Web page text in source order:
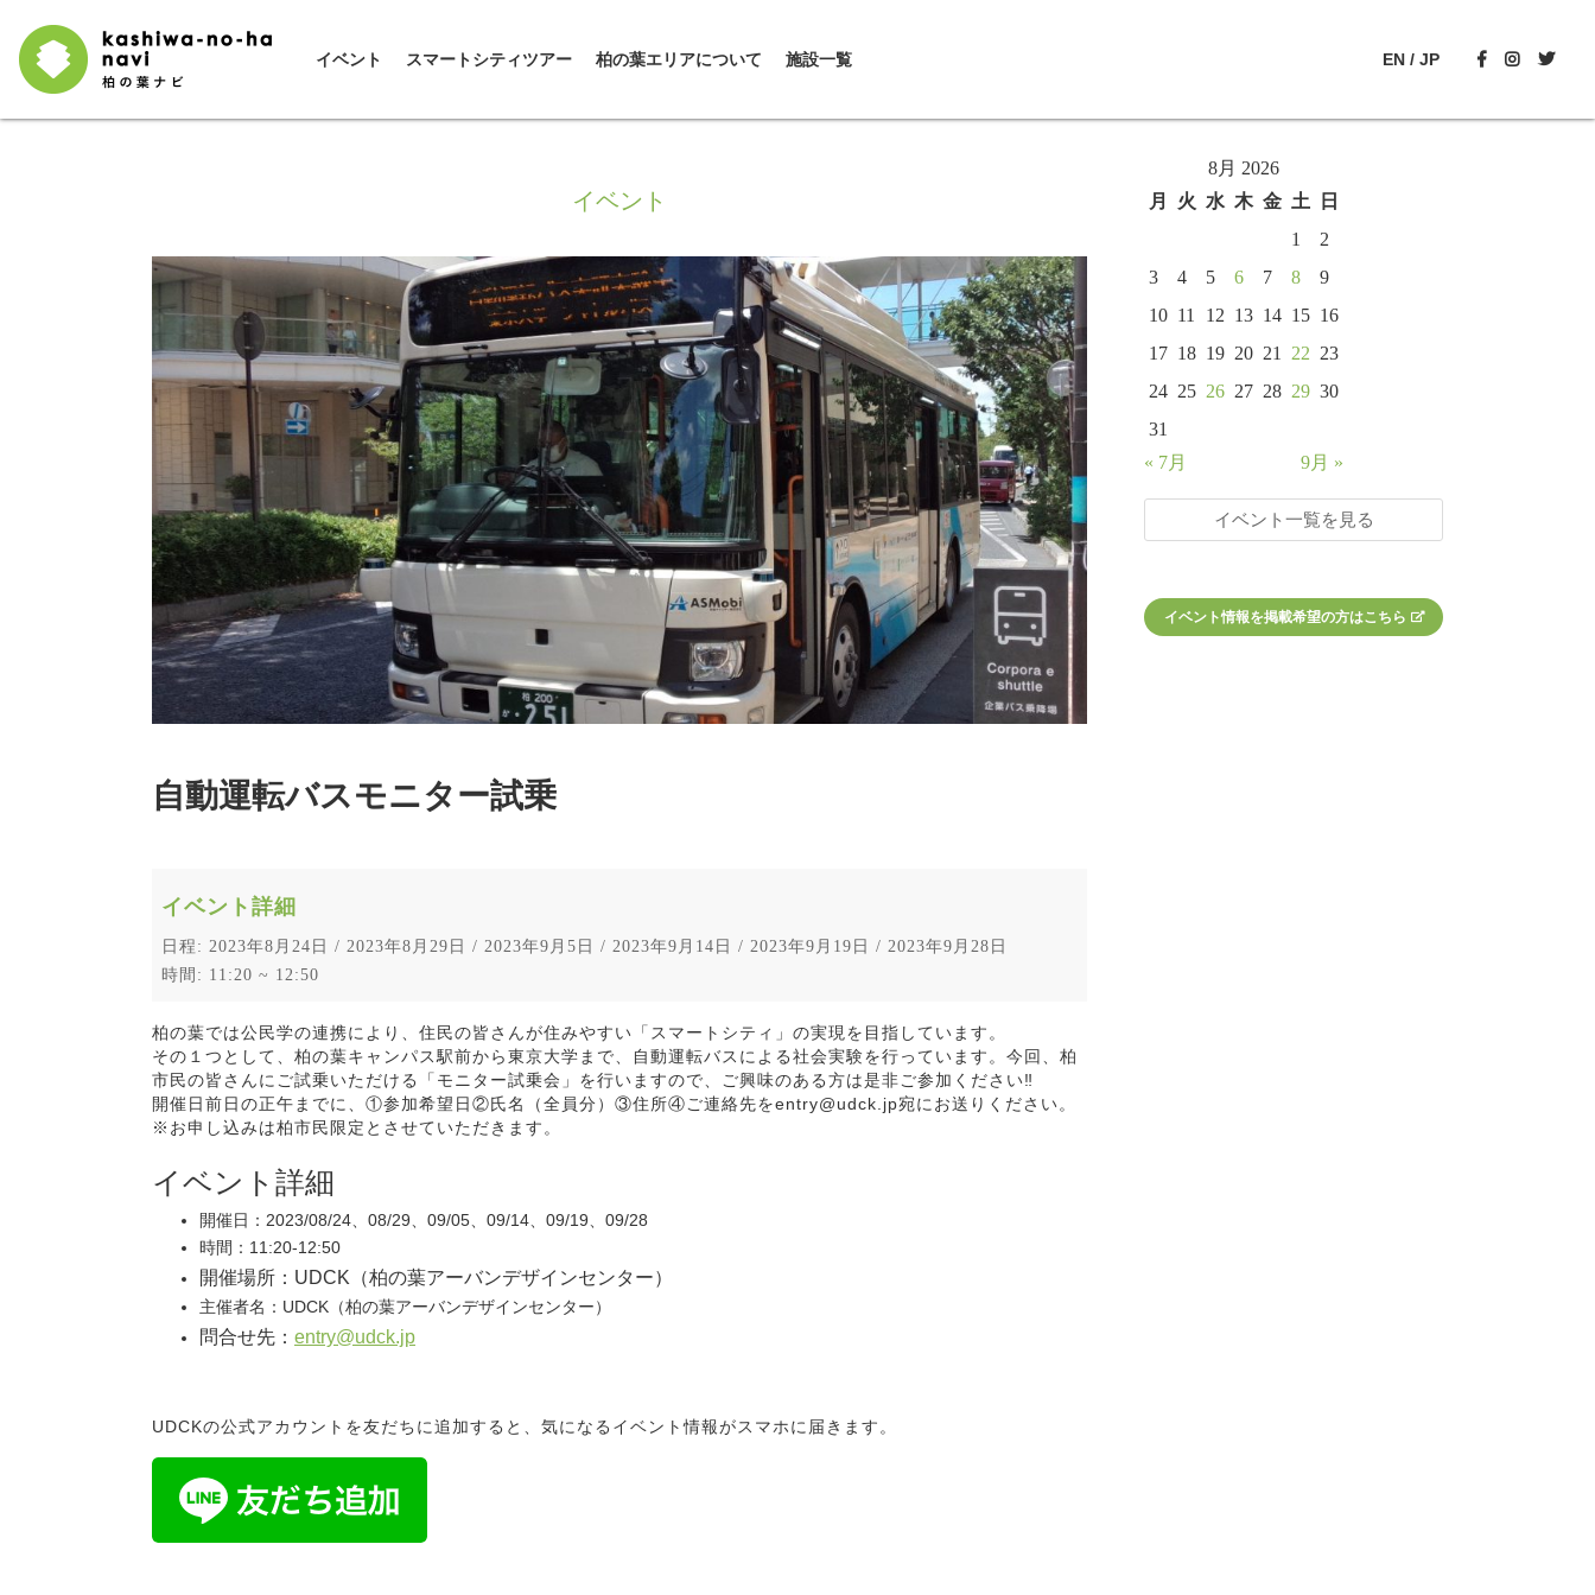
イベント スマートシティツアー 柏の葉エリアについて 施設一覧 EN / JP
イベント
自動運転バスモニター試乗
イベント詳細
日程: 2023年8月24日 / 2023年8月29日 / 2023年9月5日 / 2023年9月14日 / 2023年9月19日 / 2023年9月28日
時間: 11:20 ~ 12:50
柏の葉では公民学の連携により、住民の皆さんが住みやすい「スマートシティ」の実現を目指しています。
その１つとして、柏の葉キャンパス駅前から東京大学まで、自動運転バスによる社会実験を行っています。今回、柏
市民の皆さんにご試乗いただける「モニター試乗会」を行いますので、ご興味のある方は是非ご参加ください‼
開催日前日の正午までに、①参加希望日②氏名（全員分）③住所④ご連絡先をentry@udck.jp宛にお送りください。
※お申し込みは柏市民限定とさせていただきます。
イベント詳細
開催日：2023/08/24、08/29、09/05、09/14、09/19、09/28
時間：11:20-12:50
開催場所：UDCK（柏の葉アーバンデザインセンター）
主催者名：UDCK（柏の葉アーバンデザインセンター）
問合せ先： entry@udck.jp
UDCKの公式アカウントを友だちに追加すると、気になるイベント情報がスマホに届きます。
8月 2026
月
火 水 木 金 土
日
1
2
3
4 5 6 7 8
9
10 11 12 13 14 15 16
17 18 19 20 21 22 23
24 25 26 27 28 29 30
31
« 7月
9月 »
イベント一覧を見る
イベント情報を掲載希望の方はこちら